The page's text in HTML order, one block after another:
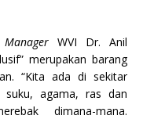
WVI Dr. Anil
merupakan barang
“Kita ada di sekitar
suku, agama, ras dan
dimana-mana.